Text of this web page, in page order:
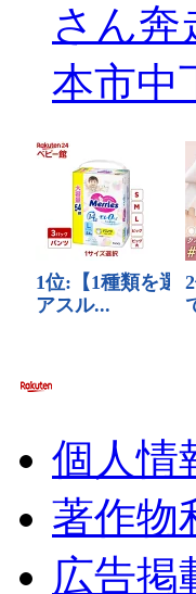
さん奔
本市中
個人情
著作物
広告掲